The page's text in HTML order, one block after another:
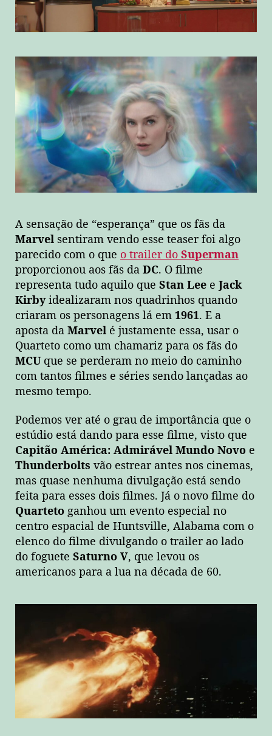
A sensação de “esperança” que os fãs da
Marvel sentiram vendo esse teaser foi algo
parecido com o que o trailer do Superman
proporcionou aos fãs da DC. O filme
representa tudo aquilo que Stan Lee e Jack
Kirbyidealizaram nos quadrinhos quando
criaram os personagens lá em 1961. E a
aposta da Marvel é justamente essa, usar o
Quarteto como um chamariz para os fãs do
MCUque se perderam no meio do caminho
com tantos filmes e séries sendo lançadas ao
mesmo tempo.
Podemos ver até o grau de importância que o
estúdio está dando para esse filme, visto que
Capitão América: Admirável Mundo Novo e
Thunderbolts vão estrear antes nos cinemas,
mas quase nenhuma divulgação está sendo
feita para esses dois filmes. Já o novo filme do
Quarteto ganhou um evento especial no
centro espacial de Huntsville, Alabama com o
elenco do filme divulgando o trailer ao lado
do foguete Saturno V, que levou os
americanos para a lua na década de 60.